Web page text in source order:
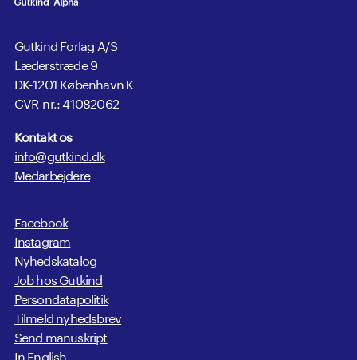
Gutkind Forlag A/S
Læderstræde 9
DK-1201 København K
CVR-nr.: 41082062
Kontakt os
info@gutkind.dk
Medarbejdere
Facebook
Instagram
Nyhedskatalog
Job hos Gutkind
Persondatapolitik
Tilmeld nyhedsbrev
Send manuskript
In English